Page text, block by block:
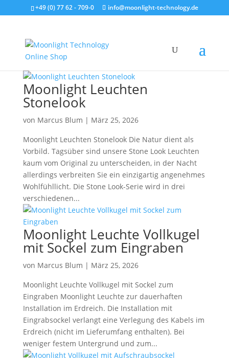
+49 (0) 77 62 - 709-0 info@moonlight-technology.de
Moonlight Leuchten
Stonelook
von Marcus Blum | März 25, 2026
Moonlight Leuchten Stonelook Die Natur dient als
Vorbild. Tagsüber sind unsere Stone Look Leuchten
kaum vom Original zu unterscheiden, in der Nacht
allerdings verbreiten Sie ein einzigartig angenehmes
Wohlfühllicht. Die Stone Look-Serie wird in drei
verschiedenen...
Moonlight Leuchte Vollkugel
mit Sockel zum Eingraben
von Marcus Blum | März 25, 2026
Moonlight Leuchte Vollkugel mit Sockel zum
Eingraben Moonlight Leuchte zur dauerhaften
Installation im Erdreich. Die Installation mit
Eingrabsockel verlangt eine Verlegung des Kabels im
Erdreich (nicht im Lieferumfang enthalten). Bei
weniger festem Untergrund und zum...